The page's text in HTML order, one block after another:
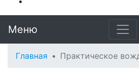
Меню
Главная Практическое